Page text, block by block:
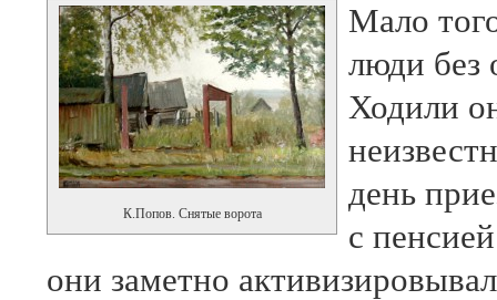
К.Попов. Снятые ворота
Мало
люди без
Ходили
день
с
они заметно